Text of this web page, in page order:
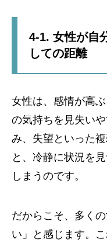
4-1. 女性が自
しての距離
女性は、感情が高
の気持ちを見失い
み、失望といった
と、冷静に状況を
しまうのです。
だからこそ、多く
い」と感じます。